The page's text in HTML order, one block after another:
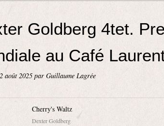
Goldberg 4tet.
au Café
2 août 2025 par Guillaume Lagrée
Cherry's Waltz
Dexter Goldberg